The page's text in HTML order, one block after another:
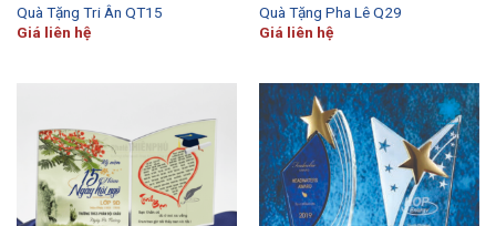
Quà Tặng Tri Ân QT15
Giá liên hệ
Quà Tặng Pha Lê Q29
Giá liên hệ